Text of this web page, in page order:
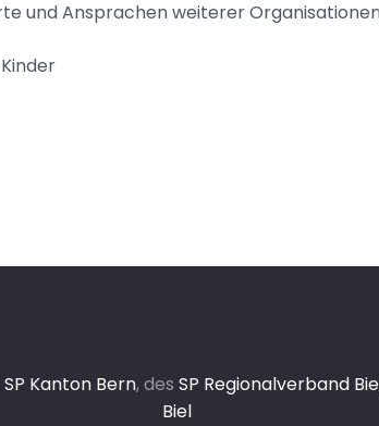
und Ansprachen weiterer
SP Kanton Bern, des SP Regionalverband
Biel